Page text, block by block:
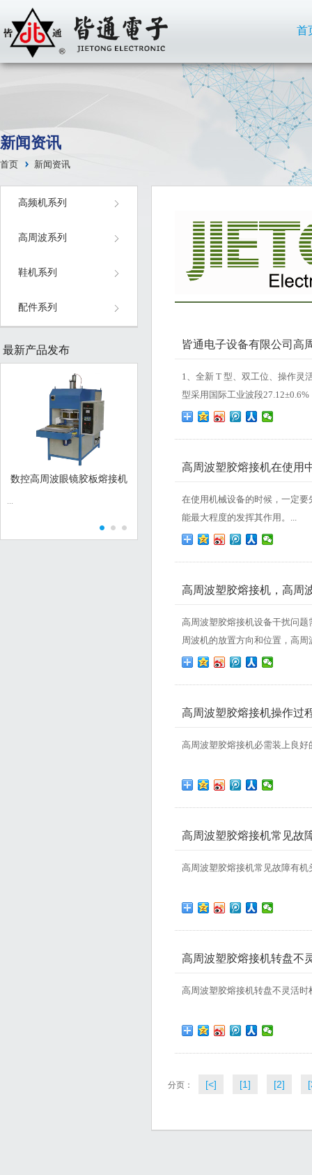
首
新闻资讯
首页 新闻资讯
高频机系列
高周波系列
鞋机系列
配件系列
最新产品发布
数控高周波眼镜胶板熔接机
...
广泛应用于电
具、音像制品
塑料制品的熔
工艺。它淘汰
皆通电子设备有限公司高
1、全新 T 型、双工位、操作灵
型采用国际工业波段
高周波塑胶熔接机在使用
在使用机械设备的时候，一定
能最大程度的发挥其作用。...
高周波塑胶熔接机，高周
高周波塑胶熔接机设备干扰问
周波机的放置方向和位置，高
高周波塑胶熔接机操作过
高周波塑胶熔接机必需装上良
高周波塑胶熔接机常见故
高周波塑胶熔接机常见故障有​
高周波塑胶熔接机转盘不
高周波塑胶熔接机转盘不灵活
分页： [<] [1] [2]